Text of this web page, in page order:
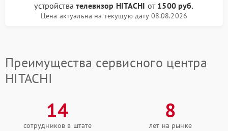
устройствателевизор HITACHI от 1500 руб.
Цена актуальна на текущую дату 08.08.2026
Преимущества сервисного центра
HITACHI
14
сотрудников в штате
8
лет на рынке